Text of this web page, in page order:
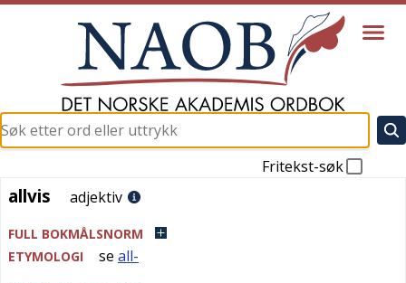
Fritekst-søk
allvis
allvis adjektiv
FULL BOKMÅLSNORM
ETYMOLOGI
se all-